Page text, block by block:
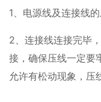
1、电源线及连接线
2、连接线连接完毕
接，确保压线一定要
允许有松动现象，压